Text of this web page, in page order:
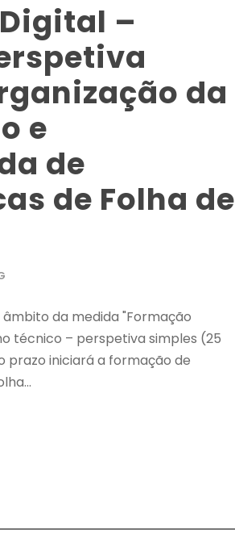
–
da
e
de
de Folha de
da medida "Formação
técnico – perspetiva simples (25
prazo iniciará a formação de